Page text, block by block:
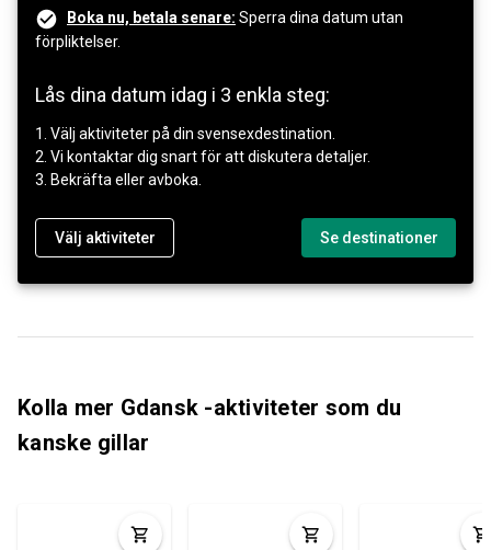
Boka nu, betala senare: Sperra dina datum utan
förpliktelser.
Lås dina datum idag i 3 enkla steg:
1. Välj aktiviteter på din svensexdestination.
2. Vi kontaktar dig snart för att diskutera detaljer.
3. Bekräfta eller avboka.
Välj aktiviteter Se destinationer
Kolla mer Gdansk -aktiviteter som du
kanske gillar